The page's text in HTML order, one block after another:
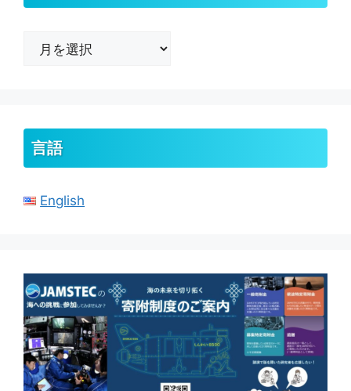
言語
English